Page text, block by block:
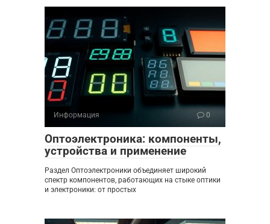
Информация 0
Оптоэлектроника: компоненты,
устройства и применение
Раздел Оптоэлектроники объединяет широкий
спектр компонентов, работающих на стыке оптики
и электроники: от простых